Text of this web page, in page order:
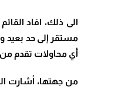
الى ذلك، افاد
مستقر إلى حد بعيد
أي محاولات تقدم من
من جهتها، أشارت